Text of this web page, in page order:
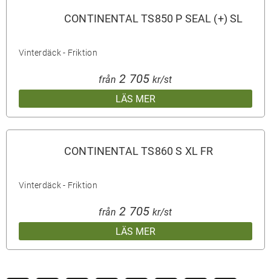
CONTINENTAL TS850 P SEAL (+) SL
Vinterdäck - Friktion
LÄS MER
från 2 705 kr/st
CONTINENTAL TS860 S XL FR
Vinterdäck - Friktion
LÄS MER
från 2 705 kr/st